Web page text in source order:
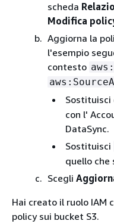
scheda
Modifica
Aggiorna la
l'esempio
contesto
Sostituisci
con l'
DataSync.
Sostituisci
quello che
Scegli
Hai creato il ruolo IAM
policy sui bucket S3.